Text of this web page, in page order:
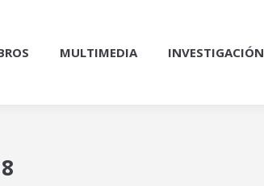
MULTIMEDIA INVESTIGACIÓN